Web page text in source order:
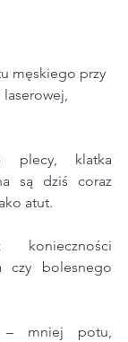
męskiego przy
plecy, klatka
są dziś coraz
atut.
czy bolesnego
mniej potu,